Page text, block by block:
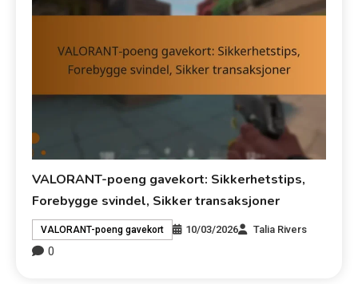
VALORANT-poeng gavekort: Sikkerhetstips,
Forebygge svindel, Sikker transaksjoner
VALORANT-poeng gavekort 10/03/2026 Talia Rivers
0